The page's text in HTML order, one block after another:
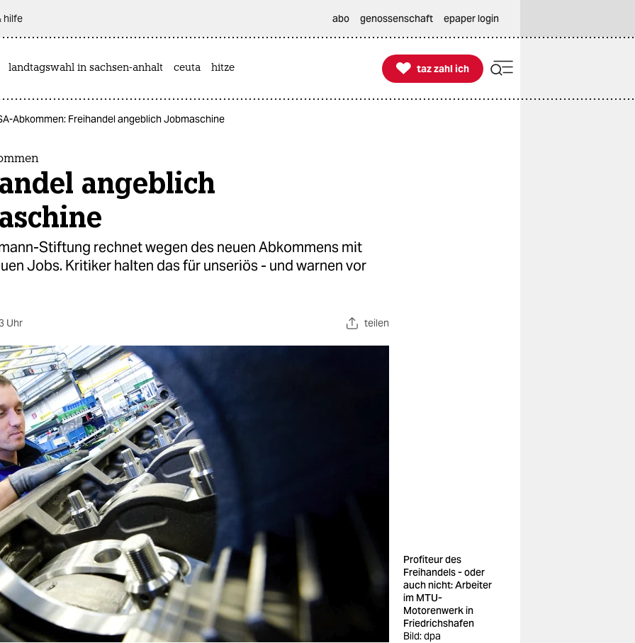
hilfe abo genossenschaft epaper login
landtagswahl in sachsen-anhalt ceuta hitze 
taz zahl ich
taz zahl ich
Abkommen: Freihandel angeblich Jobmaschine
angeblich
Stiftung rechnet wegen des neuen Abkommens mit
Jobs. Kritiker halten das für unseriös - und warnen vor
Uhr teilen
Profiteur des
Freihandels - oder
auch nicht: Arbeiter
im MTU-
Motorenwerk in
Friedrichshafen
Bild: dpa